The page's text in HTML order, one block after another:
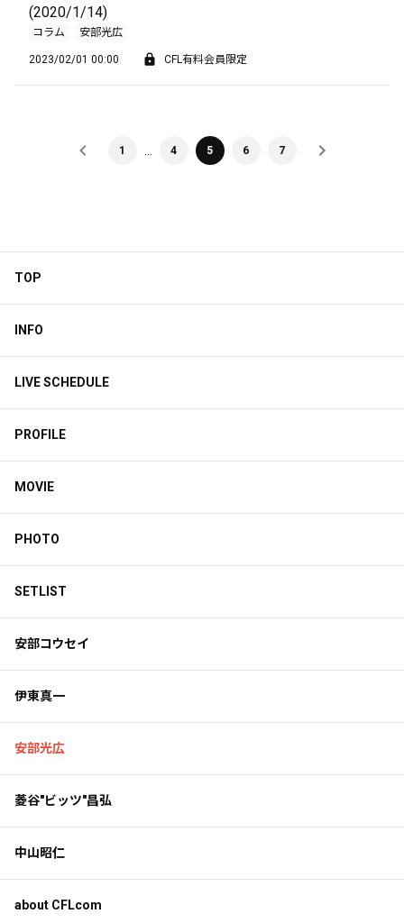
(2020/1/14)
コラム 安部光広
2023/02/01 00:00 CFL有料会員限定
1 4 5 6 7
TOP
INFO
LIVE SCHEDULE
PROFILE
MOVIE
PHOTO
SETLIST
安部コウセイ
伊東真一
安部光広
菱谷"ビッツ"昌弘
中山昭仁
about CFLcom